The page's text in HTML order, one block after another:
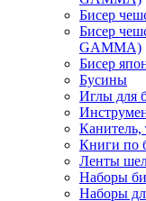
Бисер
Бисер
GAMMA)
Бисер
Бусины
Иглы для
Книги по
Ленты
Наборы
Наборы